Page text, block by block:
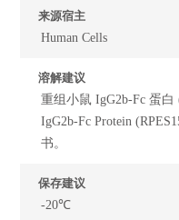
来源宿主
Human Cells
溶解建议
重组小鼠 IgG2b-Fc 蛋白
IgG2b-Fc Protein
书。
保存建议
-20℃